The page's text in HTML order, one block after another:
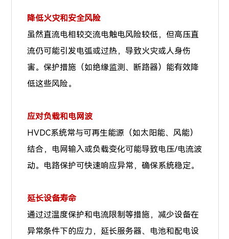
降低火灾和安全风险
虽然直流电相较交流电触电风险较低，但高压直
流仍可能引发电弧或过热，导致火灾或人身伤
害。保护措施（如绝缘监测、断路器）能有效降
低这些风险。
应对负载和电网波
HVDC系统常与可再生能源（如太阳能、风能）
结合，电网输入或负载变化可能导致电压/电流波
动。电路保护可快速响应异常，确保系统稳定。
延长设备寿命
通过过温度保护和电流限制等措施，减少设备在
异常条件下的应力，延长服务器、电池和配电设